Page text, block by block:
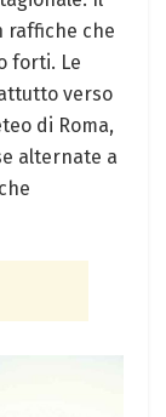
raffiche che
forti. Le
verso
di Roma,
alternate a